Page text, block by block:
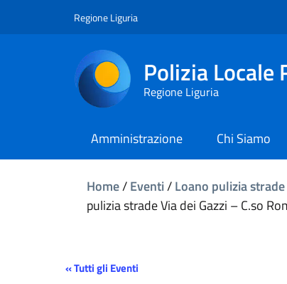
Regione Liguria
Polizia Locale
Regione Liguria
Amministrazione Chi Siamo
Home/Eventi/Loano pulizia
pulizia strade Via dei Gazzi – C.so
« Tutti gli Eventi